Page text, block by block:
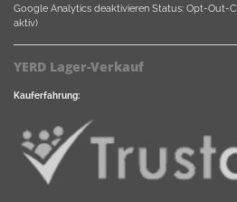
Google Analytics deaktivieren Status: Opt-Out-
aktiv)
YERD Lager-Verkauf
Kauferfahrung: